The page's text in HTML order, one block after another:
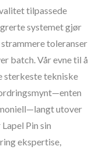
tilpassede
systemet gjør
toleranser
batch. Vår evne til å
sterkeste tekniske
utover
Pin sin
ekspertise,